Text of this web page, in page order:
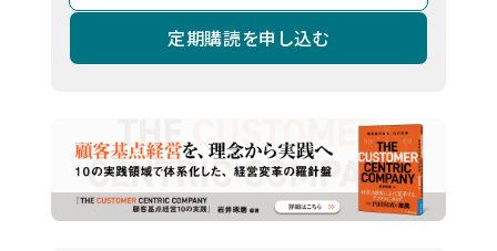
定期購読を申し込む